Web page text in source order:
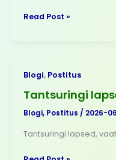
Read Post »
Blogi, Postitus
Tantsuringi
Blogi, Postitus / 2026-
Tantsuringi lapsed,
Tantsuringi